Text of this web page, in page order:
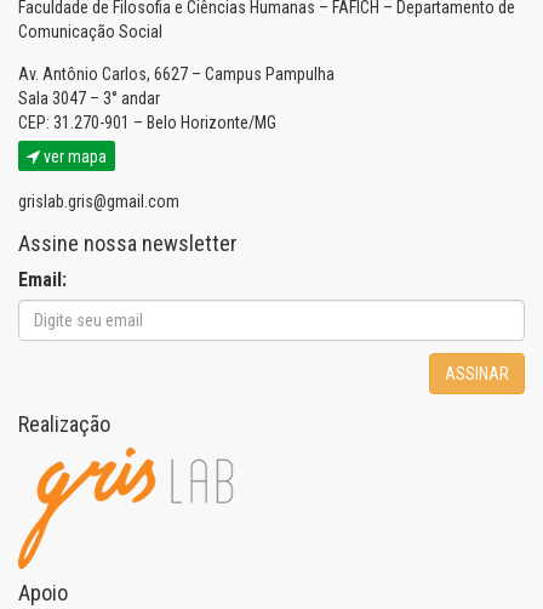
Faculdade de Filosofia e Ciências Humanas – FAFICH – Departamento de
Comunicação Social
Av. Antônio Carlos, 6627 – Campus Pampulha
Sala 3047 – 3° andar
CEP: 31.270-901 – Belo Horizonte/MG
ver mapa
grislab.gris@gmail.com
Assine nossa newsletter
Email:
ASSINAR
Realização
Apoio